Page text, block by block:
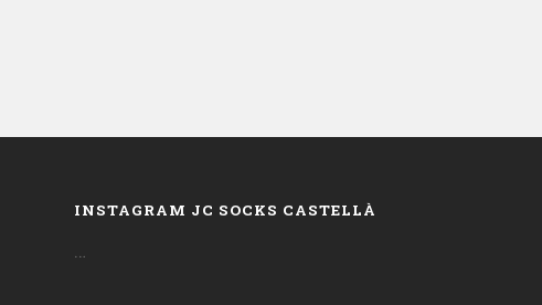
INSTAGRAM JC SOCKS CASTELLÀ